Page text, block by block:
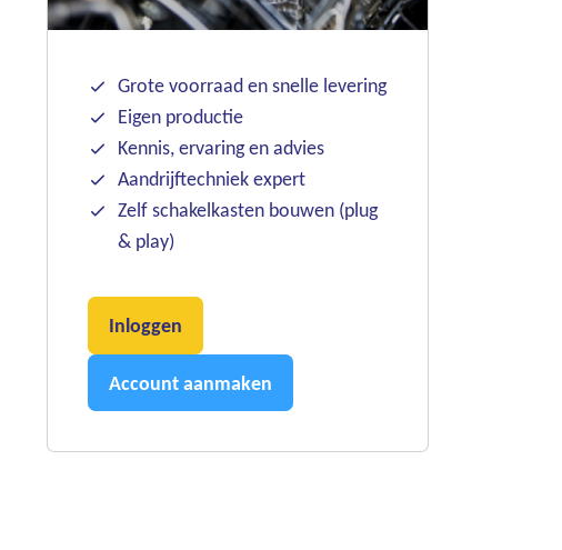
Grote voorraad en snelle levering
Eigen productie
Kennis, ervaring en advies
Aandrijftechniek expert
Zelf schakelkasten bouwen (plug
& play)
Inloggen
Account aanmaken